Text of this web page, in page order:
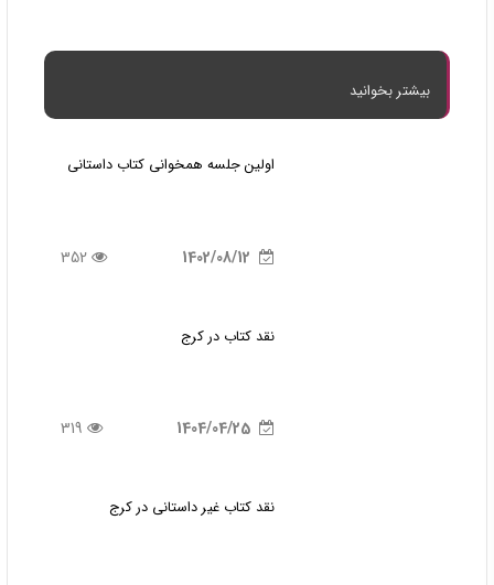
بیشتر بخوانید
اولین جلسه همخوانی کتاب داستانی
1402/08/12
352
نقد کتاب در کرج
1404/04/25
319
نقد کتاب غیر داستانی در کرج